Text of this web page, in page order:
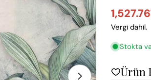
1 medyasını
Satış
ücreti
Normal
fiyat
Vergi dahil.
Stokta
Ürün